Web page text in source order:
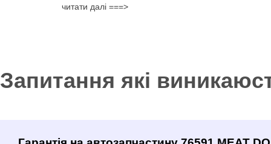
читати далі ===>
Запитання які